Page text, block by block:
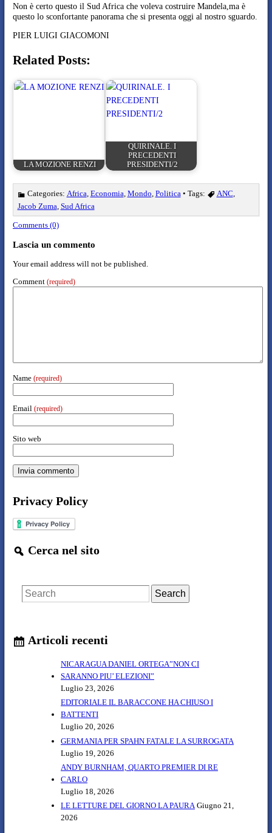
Non è certo questo il Sud Africa che voleva costruire Mandela,ma è
questo lo sconfortante panorama che si presenta oggi al nostro sguardo.
PIER LUIGI GIACOMONI
Related Posts:
LA MOZIONE RENZI
QUIRINALE. I
PRECEDENTI
PRESIDENTI/2
Categories: Africa, Economia, Mondo, Politica• Tags: ANC,
Jacob Zuma Sud Africa
Comments (0)
Lascia un commento
Your email address will not be published.
Comment (required)
Name (required)
Email (required)
Sito web
Privacy Policy
Cerca nel sito
S
h Articoli recenti
NICARAGUA DANIEL ORTEGA”NON CI
SARANNO PIU’ ELEZIONI”
Luglio 23, 2026
EDITORIALE IL BARACCONE HA CHIUSO I
BATTENTI
Luglio 20, 2026
GERMANIA PER SPAHN FATALE LA SURROGATA
Luglio 19, 2026
ANDY BURNHAM, QUARTO PREMIER DI RE
CARLO
Luglio 18, 2026
LE LETTURE DEL GIORNO LA PAURA Giugno 21,
2026